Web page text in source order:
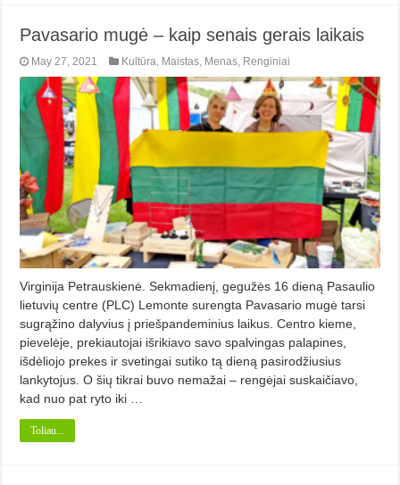
Pavasario mugė – kaip senais gerais laikais
May 27, 2021 Kultūra, Maistas, Menas, Renginiai
Virginija Petrauskienė. Sekmadienį, gegužės 16 dieną Pasaulio
lietuvių centre (PLC) Lemonte surengta Pavasario mugė tarsi
sugrąžino dalyvius į priešpandeminius laikus. Centro kieme,
pievelėje, prekiautojai išrikiavo savo spalvingas palapines,
išdėliojo prekes ir svetingai sutiko tą dieną pasirodžiusius
lankytojus. O šių tikrai buvo nemažai – rengėjai suskaičiavo,
kad nuo pat ryto iki …
Toliau...